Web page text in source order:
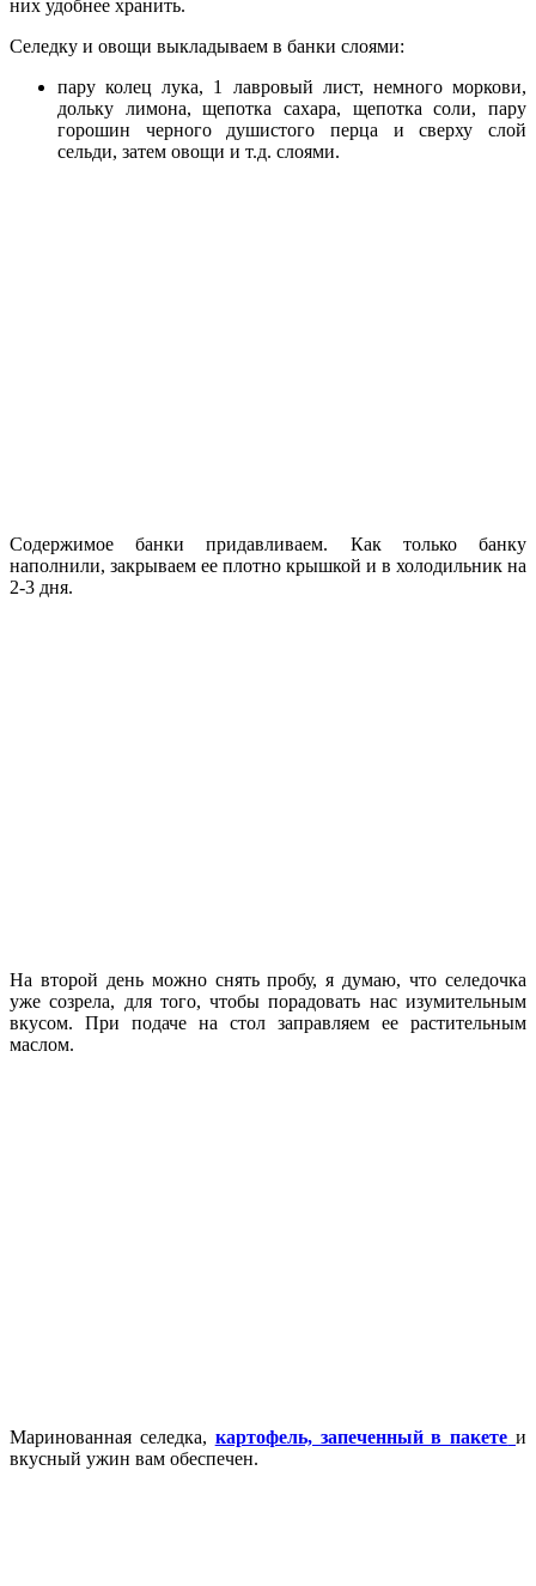
них удобнее хранить.
Селедку и овощи выкладываем в банки слоями:
пару колец лука, 1 лавровый лист, немного моркови,
дольку лимона, щепотка сахара, щепотка соли, пару
горошин черного душистого перца и сверху слой
сельди, затем овощи и т.д. слоями.
Содержимое банки придавливаем. Как только банку
наполнили, закрываем ее плотно крышкой и в холодильник на
2-3 дня.
На второй день можно снять пробу, я думаю, что селедочка
уже созрела, для того, чтобы порадовать нас изумительным
вкусом. При подаче на стол заправляем ее растительным
маслом.
Маринованная селедка, картофель, запеченный в пакете и
вкусный ужин вам обеспечен.